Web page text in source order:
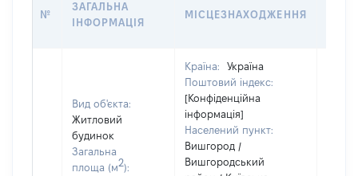
№
ЗАГАЛЬНА
ІНФОРМАЦІЯ
МІСЦЕЗНАХОДЖЕННЯ
Вид об'єкта:
Житловий
будинок
Загальна
площа (м2):
Країна:
Україна
Поштовий індекс:
[Конфіденційна
інформація]
Населений пункт:
Вишгород /
Вишгородський